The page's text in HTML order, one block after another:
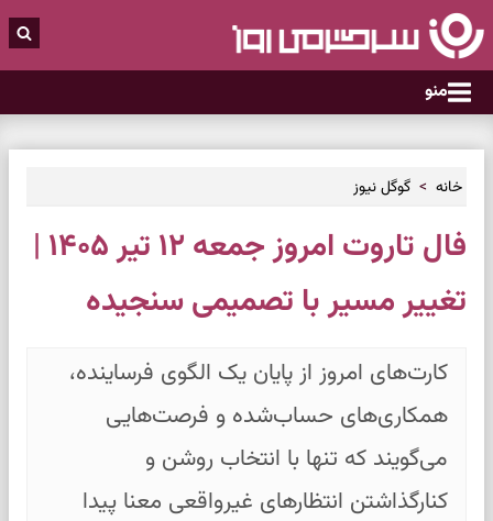
منو
خانه گوگل نیوز
فال تاروت امروز جمعه ۱۲ تیر ۱۴۰۵ |
تغییر مسیر با تصمیمی سنجیده
کارت‌های امروز از پایان یک الگوی فرساینده،
همکاری‌های حساب‌شده و فرصت‌هایی
می‌گویند که تنها با انتخاب روشن و
کنارگذاشتن انتظارهای غیرواقعی معنا پیدا